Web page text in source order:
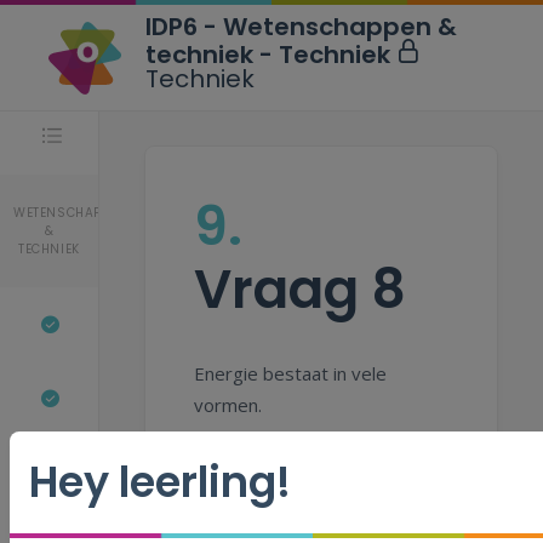
WETENSCHAPPEN
&
TECHNIEK
9.
Vraag 8
Energie bestaat in vele
vormen.
Sleep elk soort
energie naar de
juiste foto.
IDP6 - Wetenschappen &
techniek - Techniek
Techniek
Hey leerling!